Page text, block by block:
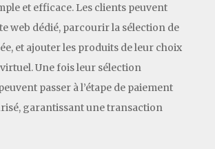
et efficace. Les clients peuvent
web dédié, parcourir la sélection de
et ajouter les produits de leur choix
Une fois leur sélection
passer à l’étape de paiement
garantissant une transaction